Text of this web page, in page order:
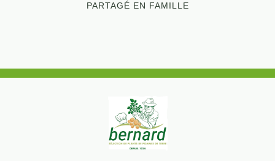
PARTAGÉ EN FAMILLE